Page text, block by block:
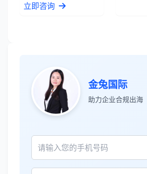
立即咨询
金兔国际
助力企业合规出海
张先生
服务专业高效，一周就完成了泰
James Wilson
金兔国际帮我们完成了泰国建厂
律手续，非常专业。